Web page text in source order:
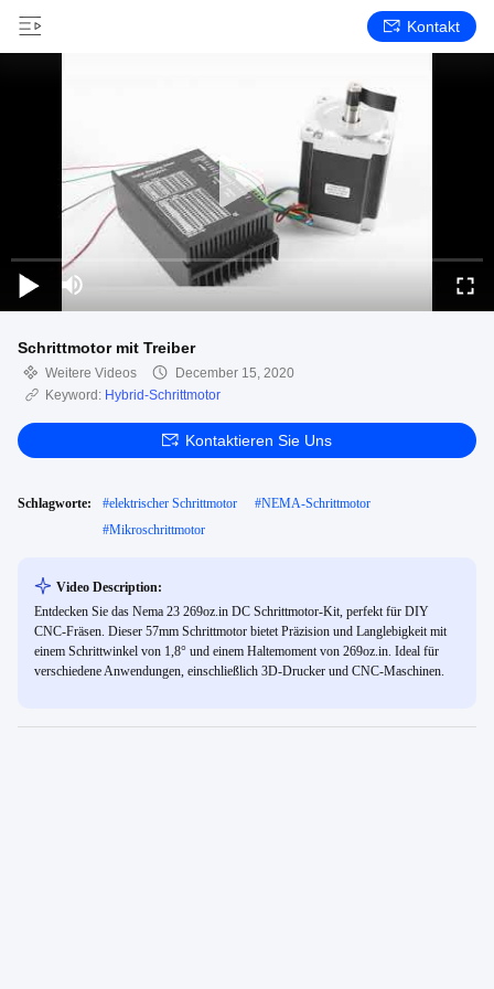
Kontakt
Schrittmotor mit Treiber
Weitere Videos
December 15, 2020
Keyword: Hybrid-Schrittmotor
Kontaktieren Sie Uns
Schlagworte: #elektrischer Schrittmotor #NEMA-Schrittmotor
#Mikroschrittmotor
Video Description:
Entdecken Sie das Nema 23 269oz.in DC Schrittmotor-Kit, perfekt für DIY
CNC-Fräsen. Dieser 57mm Schrittmotor bietet Präzision und Langlebigkeit mit
einem Schrittwinkel von 1,8° und einem Haltemoment von 269oz.in. Ideal für
verschiedene Anwendungen, einschließlich 3D-Drucker und CNC-Maschinen.